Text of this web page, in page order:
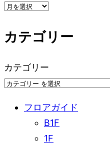
シ
ョ
カテゴリー
カテゴリー
フロアガイド
B1F
1F